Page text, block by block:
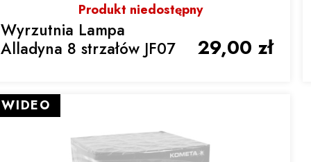
Produkt niedostępny
Wyrzutnia Lampa
Alladyna 8 strzałów JF07
29,00 zł
WIDEO